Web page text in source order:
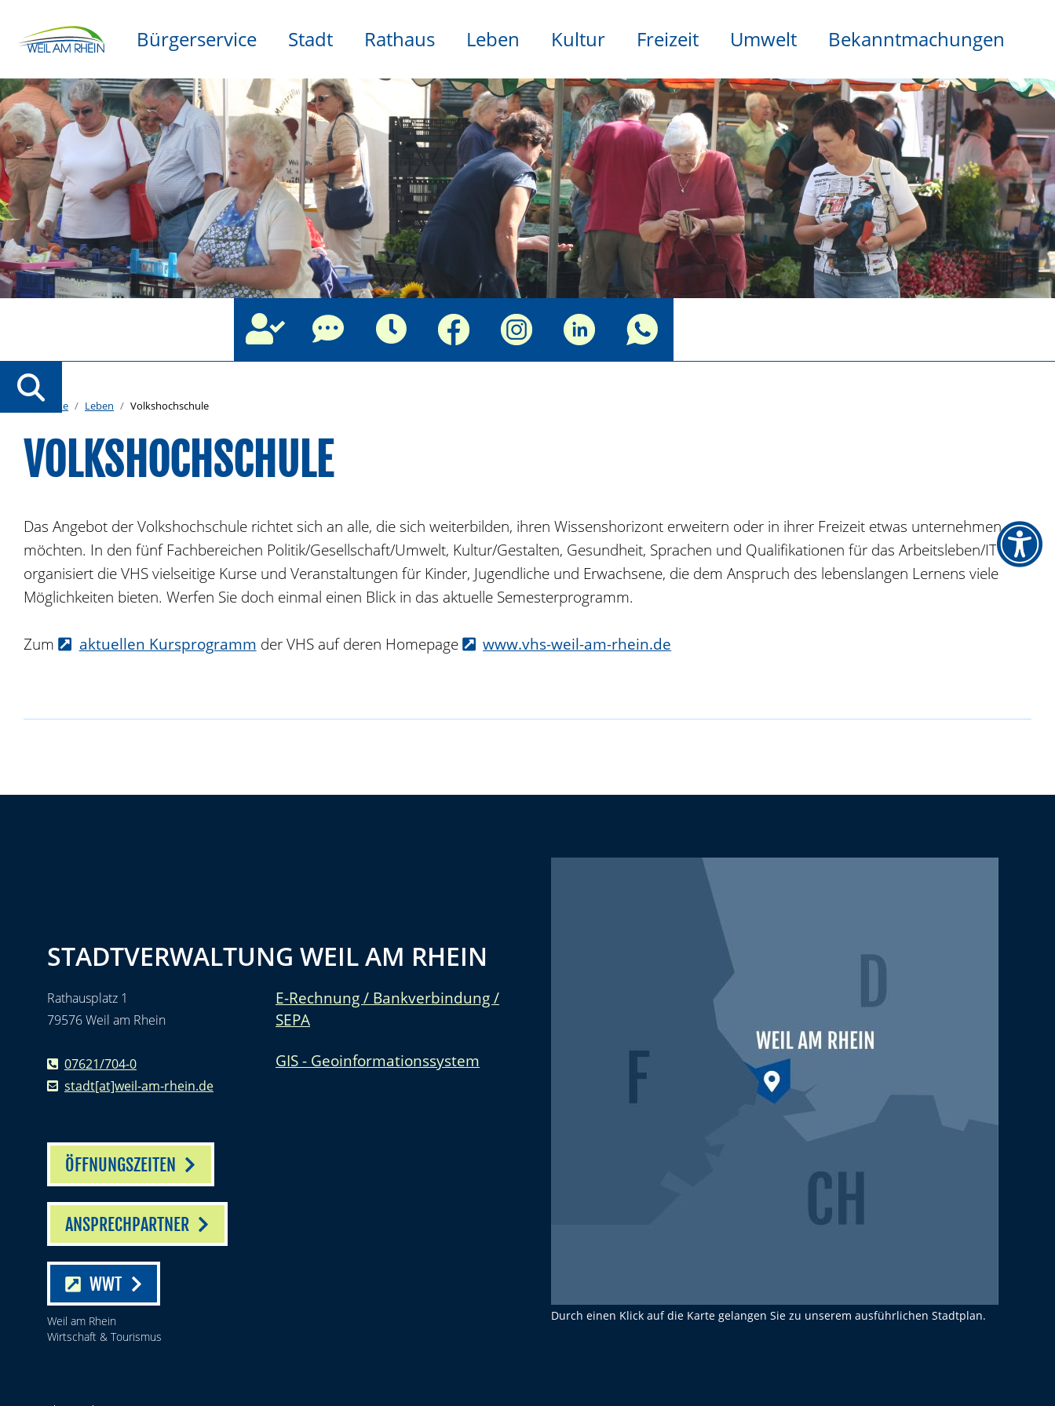
Bürgerservice Stadt Rathaus Leben Kultur Freizeit Umwelt Bekanntmachungen
Startseite Leben Volkshochschule
VOLKSHOCHSCHULE
Das Angebot der Volkshochschule richtet sich an alle, die sich weiterbilden, ihren Wissenshorizont erweitern oder in ihrer Freizeit etwas unternehmen
möchten. In den fünf Fachbereichen Politik/Gesellschaft/Umwelt, Kultur/Gestalten, Gesundheit, Sprachen und Qualifikationen für das Arbeitsleben/IT
organisiert die VHS vielseitige Kurse und Veranstaltungen für Kinder, Jugendliche und Erwachsene, die dem Anspruch des lebenslangen Lernens viele
Möglichkeiten bieten. Werfen Sie doch einmal einen Blick in das aktuelle Semesterprogramm.
Zum aktuellen Kursprogramm der VHS auf deren Homepage www.vhs-weil-am-rhein.de
STADTVERWALTUNG WEIL AM RHEIN
Rathausplatz 1
79576 Weil am Rhein
07621/704-0
stadt[at]weil-am-rhein.de
ÖFFNUNGSZEITEN
ANSPRECHPARTNER
WWT
Weil am Rhein
Wirtschaft & Tourismus
E-Rechnung / Bankverbindung /
SEPA
GIS - Geoinformationssystem
Durch einen Klick auf die Karte gelangen Sie zu unserem ausführlichen Stadtplan.